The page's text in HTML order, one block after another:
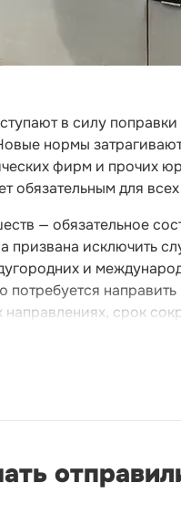
в силу
нормы
фирм и прочих
обязательным для
— обязательное
призвана исключить
и
потребуется
срок